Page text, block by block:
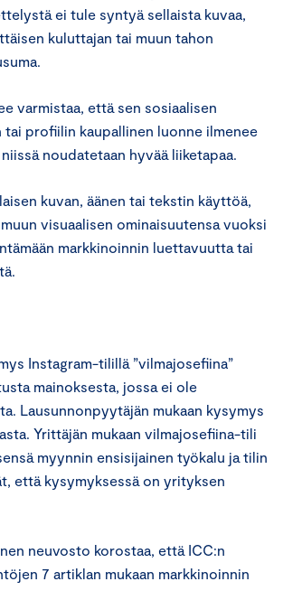
ei tule syntyä sellaista kuvaa,
kuluttajan tai muun tahon
varmistaa, että sen sosiaalisen
tai profiilin kaupallinen luonne ilmenee
noudatetaan hyvää liiketapaa.
kuvan, äänen tai tekstin käyttöä,
visuaalisen ominaisuutensa vuoksi
markkinoinnin luettavuutta tai
Instagram-tilillä ”vilmajosefiina”
mainoksesta, jossa ei ole
Lausunnonpyytäjän mukaan kysymys
Yrittäjän mukaan vilmajosefiina-tili
myynnin ensisijainen työkalu ja tilin
että kysymyksessä on yrityksen
neuvosto korostaa, että ICC:n
7 artiklan mukaan markkinoinnin